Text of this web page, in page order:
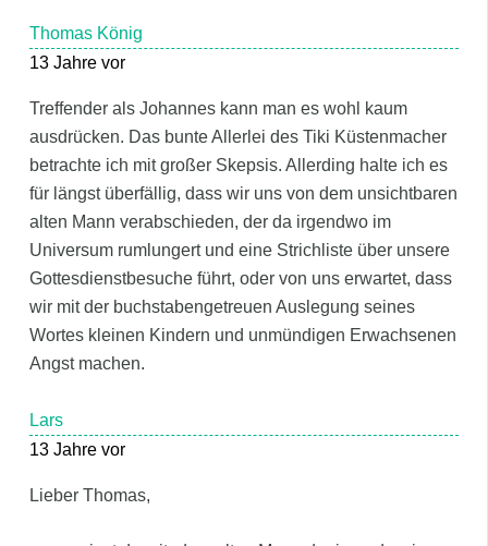
Thomas König
13 Jahre vor
Treffender als Johannes kann man es wohl kaum
ausdrücken. Das bunte Allerlei des Tiki Küstenmacher
betrachte ich mit großer Skepsis. Allerding halte ich es
für längst überfällig, dass wir uns von dem unsichtbaren
alten Mann verabschieden, der da irgendwo im
Universum rumlungert und eine Strichliste über unsere
Gottesdienstbesuche führt, oder von uns erwartet, dass
wir mit der buchstabengetreuen Auslegung seines
Wortes kleinen Kindern und unmündigen Erwachsenen
Angst machen.
Lars
13 Jahre vor
Lieber Thomas,